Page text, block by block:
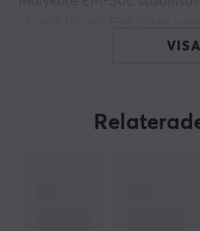
tangentbords switchar och
smörjmedlet bland
viskositet som jämnar ut